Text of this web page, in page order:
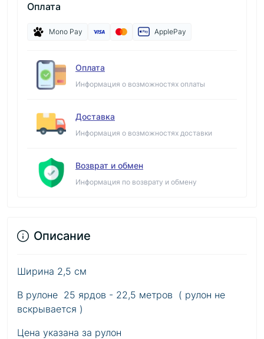
Оплата
Mono Pay ApplePay
Оплата
Информация о возможностях оплаты
Доставка
Информация о возможностях доставки
Возврат и обмен
Информация по возврату и обмену
Описание
Ширина 2,5 см
В рулоне 25 ярдов - 22,5 метров ( рулон не
вскрывается )
Цена указана за рулон